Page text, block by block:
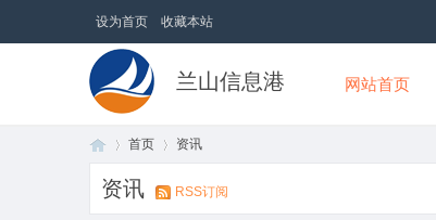
设为首页 收藏本站
兰山信息港 网站首页
首页 资讯
资讯 RSS订阅